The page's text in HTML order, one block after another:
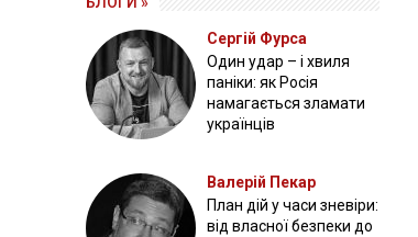
Сергій Фурса
Один удар – і хвиля
паніки: як Росія
намагається зламати
українців
Валерій Пекар
План дій у часи зневіри:
від власної безпеки до